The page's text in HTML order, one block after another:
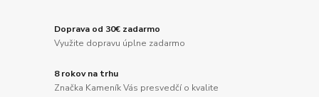
Doprava od 30€ zadarmo
Využite dopravu úplne zadarmo
8 rokov na trhu
Značka Kameník Vás presvedčí o kvalite